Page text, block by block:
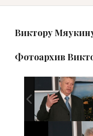
Виктору
Фотоархив